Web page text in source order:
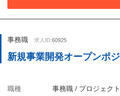
事務職 求人ID:60925
新規事業開発オープンポ
職種 事務職 / プロジェク